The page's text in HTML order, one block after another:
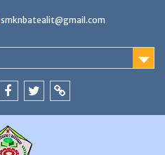
smknbatealit@gmail.com